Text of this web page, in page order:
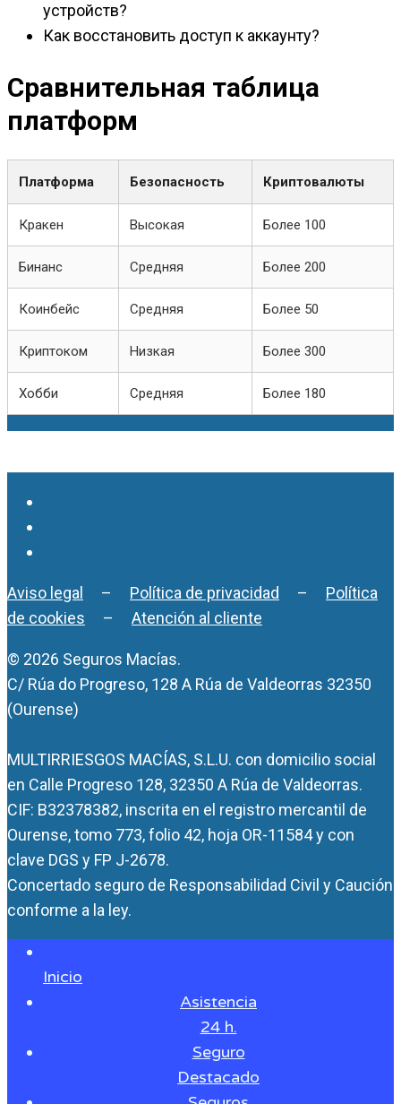
устройств?
Как восстановить доступ к аккаунту?
Сравнительная таблица
платформ
Платформа Безопасность Криптовалюты
Кракен Высокая Более 100
Бинанс Средняя Более 200
Коинбейс Средняя Более 50
Криптоком Низкая Более 300
Хобби Средняя Более 180
Aviso legal – Política de privacidad – Política
de cookies – Atención al cliente
© 2026 Seguros Macías.
C/ Rúa do Progreso, 128 A Rúa de Valdeorras 32350
(Ourense)
MULTIRRIESGOS MACÍAS, S.L.U. con domicilio social
en Calle Progreso 128, 32350 A Rúa de Valdeorras.
CIF: B32378382, inscrita en el registro mercantil de
Ourense, tomo 773, folio 42, hoja OR-11584 y con
clave DGS y FP J-2678.
Concertado seguro de Responsabilidad Civil y Caución
conforme a la ley.
Inicio
Asistencia
24 h.
Seguro
Destacado